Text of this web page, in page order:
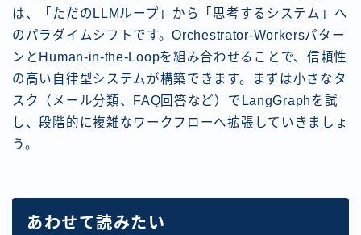
は、「ただのLLMループ」から「思考するシステム」へ
のパラダイムシフトです。Orchestrator-Workersパター
ンとHuman-in-the-Loopを組み合わせることで、信頼性
の高い自律型システムが構築できます。まずは小さなタ
スク（メール分類、FAQ回答など）でLangGraphを試
し、段階的に複雑なワークフローへ拡張していきましょ
う。
あわせて読みたい